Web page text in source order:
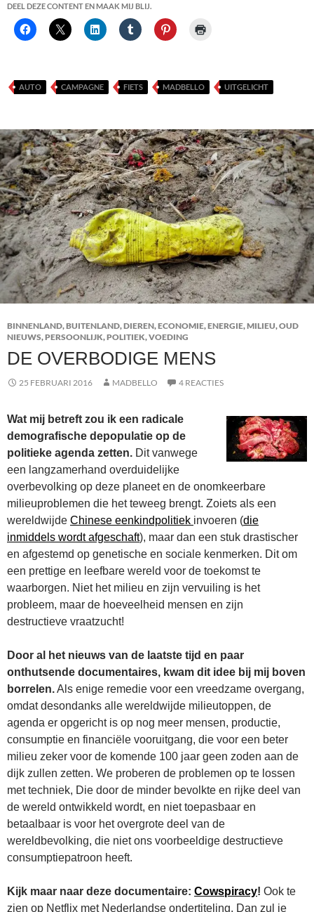
DEEL DEZE CONTENT EN MAAK MIJ BLIJ.
AUTO CAMPAGNE FIETS MADBELLO UITGELICHT
BINNENLAND,BUITENLAND,DIEREN,ECONOMIE,ENERGIE,MILIEU,OUD
NIEUWS,PERSOONLIJK,POLITIEK,VOEDING
DE OVERBODIGE MENS
25 FEBRUARI 2016 MADBELLO 4 REACTIES
Wat mij betreft zou ik een radicale
demografische depopulatie op de
politieke agenda zetten. Dit vanwege
een langzamerhand overduidelijke
overbevolking op deze planeet en de onomkeerbare
milieuproblemen die het teweeg brengt. Zoiets als een
wereldwijde Chinese eenkindpolitiek invoeren (die
inmiddels wordt afgeschaft), maar dan een stuk drastischer
en afgestemd op genetische en sociale kenmerken. Dit om
een prettige en leefbare wereld voor de toekomst te
waarborgen. Niet het milieu en zijn vervuiling is het
probleem, maar de hoeveelheid mensen en zijn
destructieve vraatzucht!
Door al het nieuws van de laatste tijd en paar
onthutsende documentaires, kwam dit idee bij mij boven
borrelen.Als enige remedie voor een vreedzame overgang,
omdat desondanks alle wereldwijde milieutoppen, de
agenda er opgericht is op nog meer mensen, productie,
consumptie en financiële vooruitgang, die voor een beter
milieu zeker voor de komende 100 jaar geen zoden aan de
dijk zullen zetten. We proberen de problemen op te lossen
met techniek, Die door de minder bevolkte en rijke deel van
de wereld ontwikkeld wordt, en niet toepasbaar en
betaalbaar is voor het overgrote deel van de
wereldbevolking, die niet ons voorbeeldige destructieve
consumptiepatroon heeft.
Kijk maar naar deze documentaire: Cowspiracy! Ook te
zien op Netflix met Nederlandse ondertiteling. Dan zul je